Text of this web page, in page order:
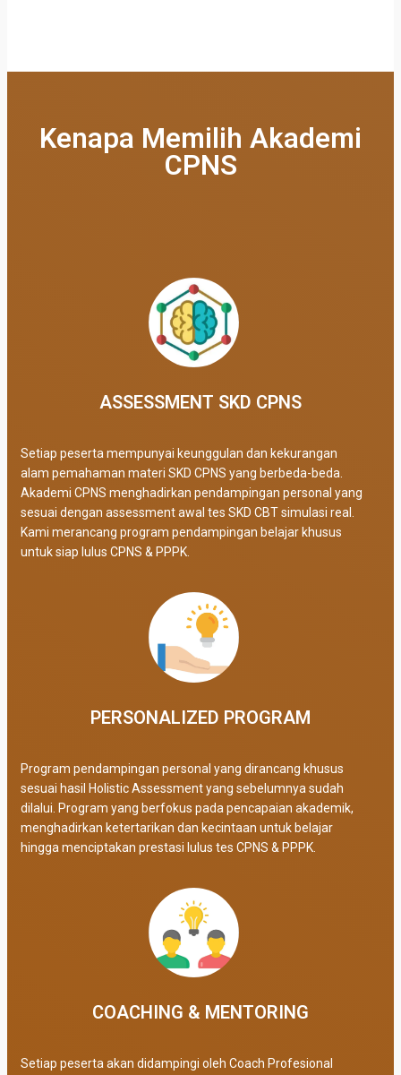
Kenapa Memilih Akademi
CPNS
ASSESSMENT SKD CPNS
Setiap peserta mempunyai keunggulan dan kekurangan
alam pemahaman materi SKD CPNS yang berbeda-beda.
Akademi CPNS menghadirkan pendampingan personal yang
sesuai dengan assessment awal tes SKD CBT simulasi real.
Kami merancang program pendampingan belajar khusus
untuk siap lulus CPNS & PPPK.
PERSONALIZED PROGRAM​
Program pendampingan personal yang dirancang khusus
sesuai hasil Holistic Assessment yang sebelumnya sudah
dilalui. Program yang berfokus pada pencapaian akademik,
menghadirkan ketertarikan dan kecintaan untuk belajar
hingga menciptakan prestasi lulus tes CPNS & PPPK.
COACHING & MENTORING
Setiap peserta akan didampingi oleh Coach Profesional